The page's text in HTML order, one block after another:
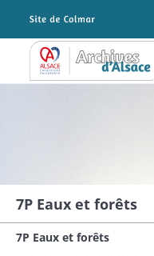
Archives Alsace - Colmar
7P Eaux et forêts
7P Eaux et forêts